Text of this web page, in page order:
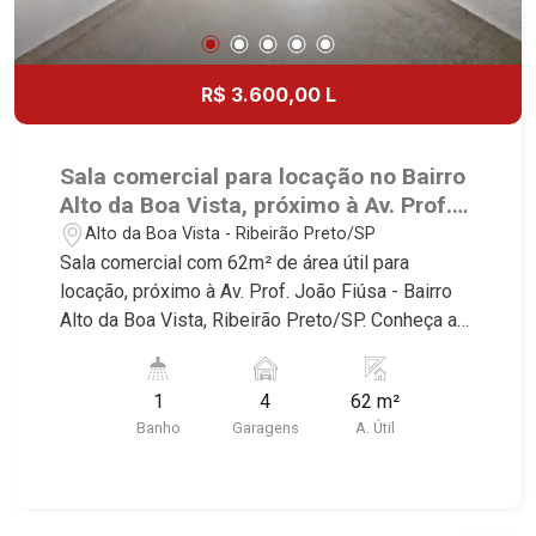
Jardim Califórnia, Quinta da Primavera, Bonfim
Paulista, Vila Seixas, Jardim Paulista, Jardim
Paulistano, Lagoinha, Ribeirânia, Nova Ribeirânia,
Jardim Macedo, Jardim São Luiz, Centro, Jardim
Jardim Ana Maria, San Marco, Vila Romana,
Bosque dos Juritis, Jardim dos Guaporés e Bella
Città Residencial e Industrial. Avenida João Fiúsa,
1051 - Alto da Boa Vista | Ribeirão Preto
R$ 3.600,00 L
Sala comercial para locação no Bairro
Alto da Boa Vista, próximo à Av. Prof.
João Fiúsa - Ribeirão Preto/SP.
Alto da Boa Vista - Ribeirão Preto/SP
Sala comercial com 62m² de área útil para
locação, próximo à Av. Prof. João Fiúsa - Bairro
Alto da Boa Vista, Ribeirão Preto/SP. Conheça as
Imobiliária selecionou para você: - 62m² de área
útil - Copa - 1 W.C. Martinelli Imobiliária -
excelência absoluta no mercado imobiliário de
1
Banho
4
Garagens
62 m²
A. Útil